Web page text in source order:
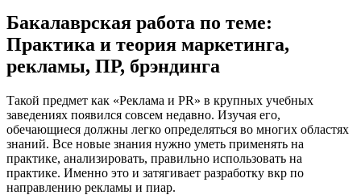
Бакалаврская работа по теме:
Практика и теория маркетинга,
рекламы, ПР, брэндинга
Такой предмет как «Реклама и PR» в крупных учебных
заведениях появился совсем недавно. Изучая его,
обечающиеся должны легко определяться во многих областях
знаний. Все новые знания нужно уметь применять на
практике, анализировать, правильно использовать на
практике. Именно это и затягивает разработку вкр по
направлению рекламы и пиар.